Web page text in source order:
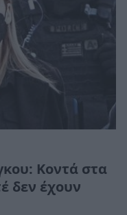
Κοντά στα
δεν έχουν